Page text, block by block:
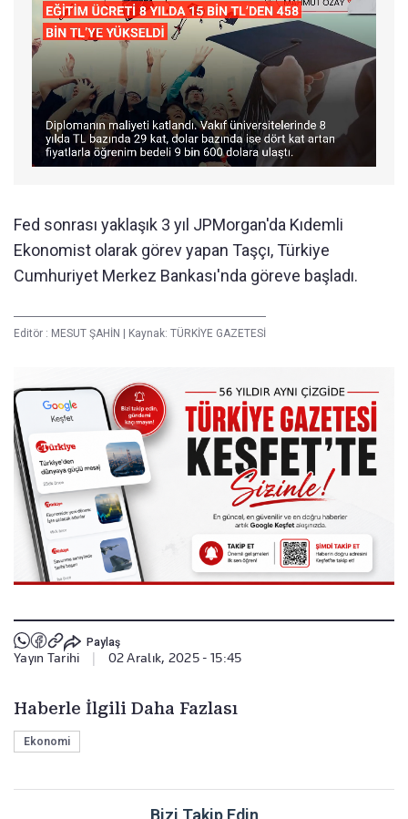
Fed sonrası yaklaşık 3 yıl JPMorgan'da Kıdemli
Ekonomist olarak görev yapan Taşçı, Türkiye
Cumhuriyet Merkez Bankası'nda göreve başladı.
Editör : MESUT ŞAHİN | Kaynak: TÜRKİYE GAZETESİ
Paylaş
Yayın Tarihi 02 Aralık, 2025 - 15:45
Haberle İlgili Daha Fazlası
Ekonomi